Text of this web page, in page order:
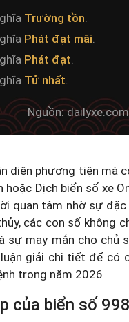
Trường tồn.
Phát đạt mãi.
Phát đạt.
Tử nhất.
Nguồn:
diện phương tiện mà
hoặc Dịch biển số xe
quan tâm nhờ sự
các con số không
sự may mắn cho chủ
giải chi tiết để có
trong năm 2026
của biển số